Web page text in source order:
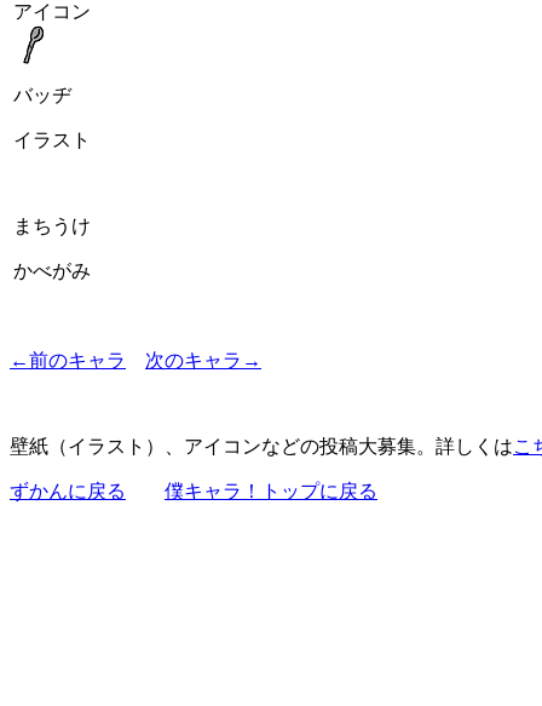
アイコン
バッヂ
イラスト
まちうけ
かべがみ
←前のキャラ 次のキャラ→
壁紙（イラスト）、アイコンなどの投稿大募集。詳しくはこ
ずかんに戻る 僕キャラ！トップに戻る